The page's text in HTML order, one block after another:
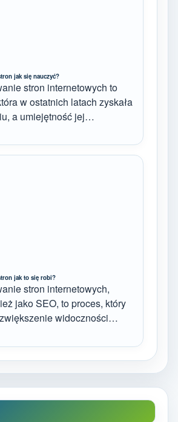
jak się nauczyć?
stron internetowych to
w ostatnich latach zyskała
a umiejętność jej…
jak to się robi?
stron internetowych,
jako SEO, to proces, który
widoczności…